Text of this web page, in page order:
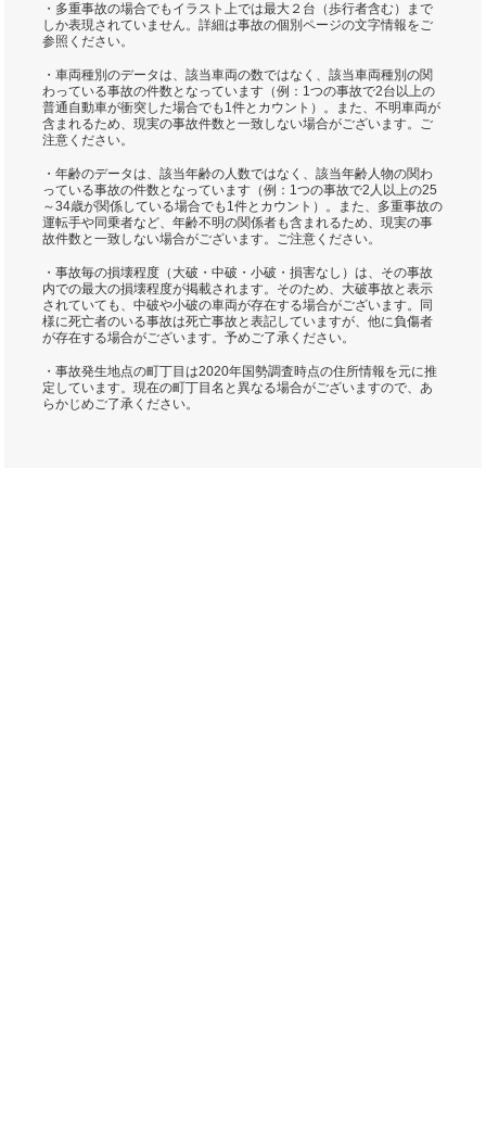
・多重事故の場合でもイラスト上では最大２台（歩行者含む）まで
しか表現されていません。詳細は事故の個別ページの文字情報をご
参照ください。
・車両種別のデータは、該当車両の数ではなく、該当車両種別の関
わっている事故の件数となっています（例：1つの事故で2台以上の
普通自動車が衝突した場合でも1件とカウント）。また、不明車両が
含まれるため、現実の事故件数と一致しない場合がございます。ご
注意ください。
・年齢のデータは、該当年齢の人数ではなく、該当年齢人物の関わ
っている事故の件数となっています（例：1つの事故で2人以上の25
～34歳が関係している場合でも1件とカウント）。また、多重事故の
運転手や同乗者など、年齢不明の関係者も含まれるため、現実の事
故件数と一致しない場合がございます。ご注意ください。
・事故毎の損壊程度（大破・中破・小破・損害なし）は、その事故
内での最大の損壊程度が掲載されます。そのため、大破事故と表示
されていても、中破や小破の車両が存在する場合がございます。同
様に死亡者のいる事故は死亡事故と表記していますが、他に負傷者
が存在する場合がございます。予めご了承ください。
・事故発生地点の町丁目は2020年国勢調査時点の住所情報を元に推
定しています。現在の町丁目名と異なる場合がございますので、あ
らかじめご了承ください。